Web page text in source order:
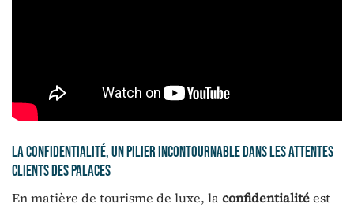
La confidentialité, un pilier incontournable dans les attentes
clients des palaces
En matière de tourisme de luxe, laconfidentialitéest